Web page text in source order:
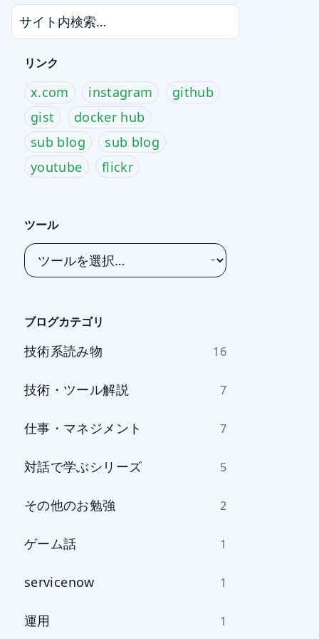
リンク
x.com instagram
github
gist
docker hub
sub blog
sub blog
youtube
flickr
ツール
ツ
ー
を
選
択
ブログカテゴリ
技術系読み物 16
技術・ツール解説 7
仕事・マネジメント 7
対話で学ぶシリーズ 5
その他のお勉強 2
ゲーム話 1
servicenow 1
運用 1